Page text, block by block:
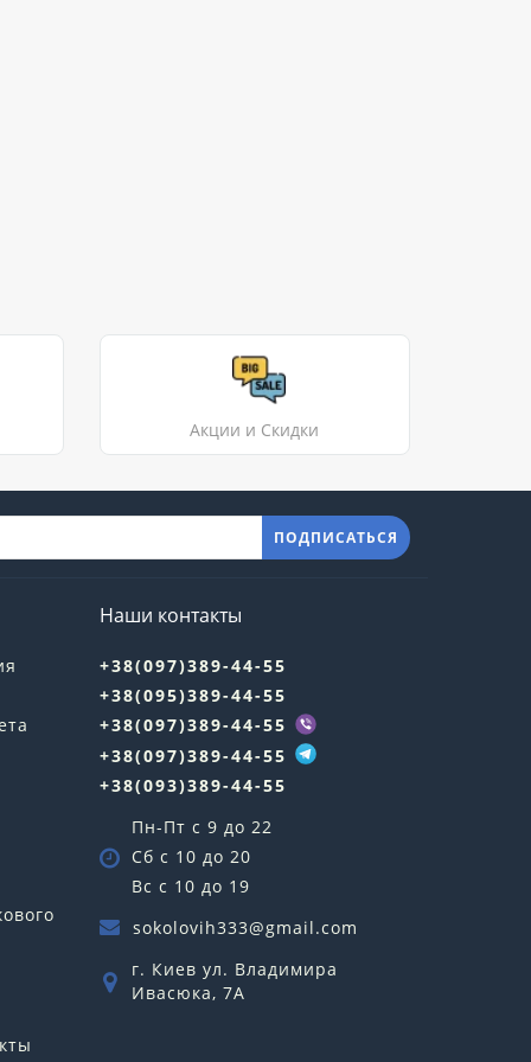
Акции и Скидки
ПОДПИСАТЬСЯ
Наши контакты
+38(097)389-44-55
+38(095)389-44-55
+38(097)389-44-55
+38(097)389-44-55
+38(093)389-44-55
Пн-Пт с 9 до 22
Сб с 10 до 20
Вс с 10 до 19
sokolovih333@gmail.com
г. Киев ул. Владимира
Ивасюка, 7А